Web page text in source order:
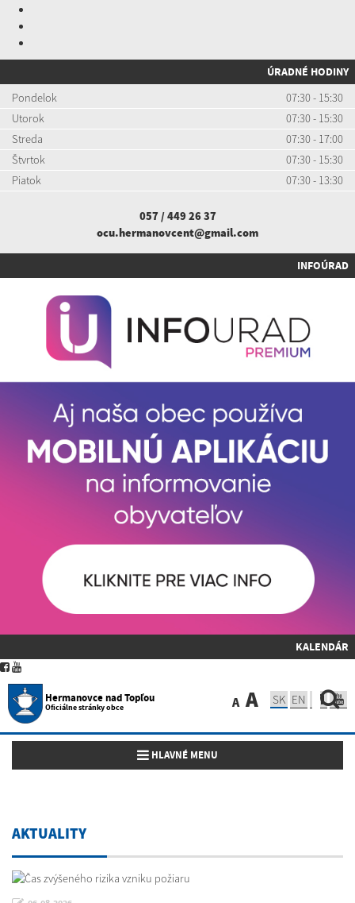
ÚRADNÉ HODINY
Pondelok
07:30 - 15:30
Utorok
07:30 - 15:30
Streda
07:30 - 17:00
Štvrtok
07:30 - 15:30
Piatok
07:30 - 13:30
057 / 449 26 37
ocu.hermanovcent@gmail.com
INFOÚRAD
KALENDÁR
Hermanovce nad Topľou
Oficiálne stránky obce A A SK EN
Toggle navigation
HLAVNÉ MENU
AKTUALITY